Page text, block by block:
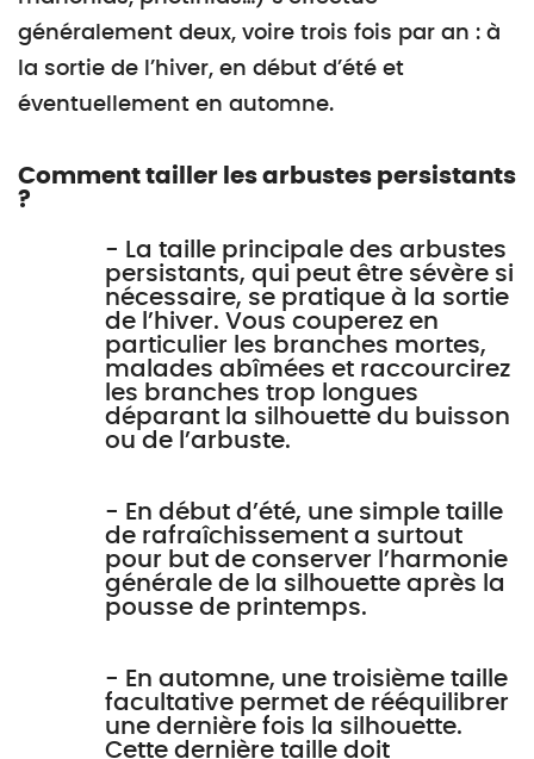
généralement deux, voire trois fois par an : à
la sortie de l’hiver, en début d’été et
éventuellement en automne.
Comment tailler les arbustes persistants
?
- La taille principale des arbustes
persistants, qui peut être sévère si
nécessaire, se pratique à la sortie
de l’hiver. Vous couperez en
particulier les branches mortes,
malades abîmées et raccourcirez
les branches trop longues
déparant la silhouette du buisson
ou de l’arbuste.
- En début d’été, une simple taille
de rafraîchissement a surtout
pour but de conserver l’harmonie
générale de la silhouette après la
pousse de printemps.
- En automne, une troisième taille
facultative permet de rééquilibrer
une dernière fois la silhouette.
Cette dernière taille doit